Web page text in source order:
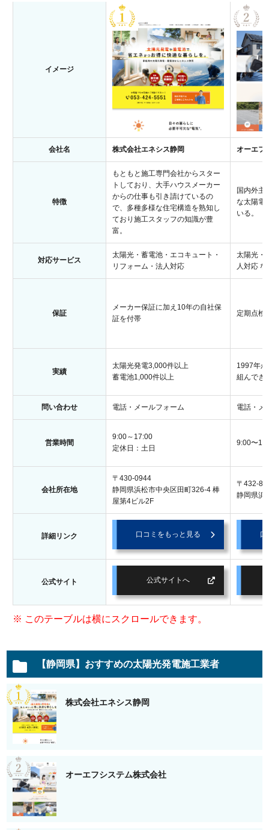
イメージ
会社名 株式会社エネシス静岡 オーエフ
特徴
もともと施工専門会社からスター
トしており、大手ハウスメーカー
からの仕事も引き請けているの
で、多種多様な住宅構造を熟知し
ており施工スタッフの知識が豊
富。
国内外主
な太陽電
いる。
対応サービス
太陽光・蓄電池・エコキュート・
リフォーム・法人対応
太陽光・
人対応 な
保証
メーカー保証に加え10年の自社保
証を付帯
定期点検
実績
太陽光発電3,000件以上
蓄電池1,000件以上
1997年
組んでき
問い合わせ 電話・メールフォーム 電話・メ
営業時間
9:00～17:00
定休日：土日
9:00〜
会社所在地
〒430-0944
静岡県浜松市中央区田町326-4 棒
屋第4ビル2F
〒432-
静岡県浜
詳細リンク 口コミをもっと見る
公式サイト 公式サイトへ
【静岡県】おすすめの太陽光発電施工業者
株式会社エネシス静岡
オーエフシステム株式会社